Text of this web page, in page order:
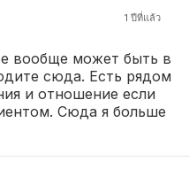
1 ปีที่แล้ว
вообще может быть в
сюда. Есть рядом
и отношение если
Сюда я больше